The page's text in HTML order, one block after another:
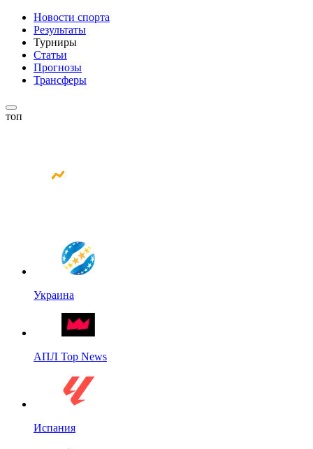
Новости спорта
Результаты
Турниры
Статьи
Прогнозы
Трансферы
топ
Украина
АПЛ Top News
Испания